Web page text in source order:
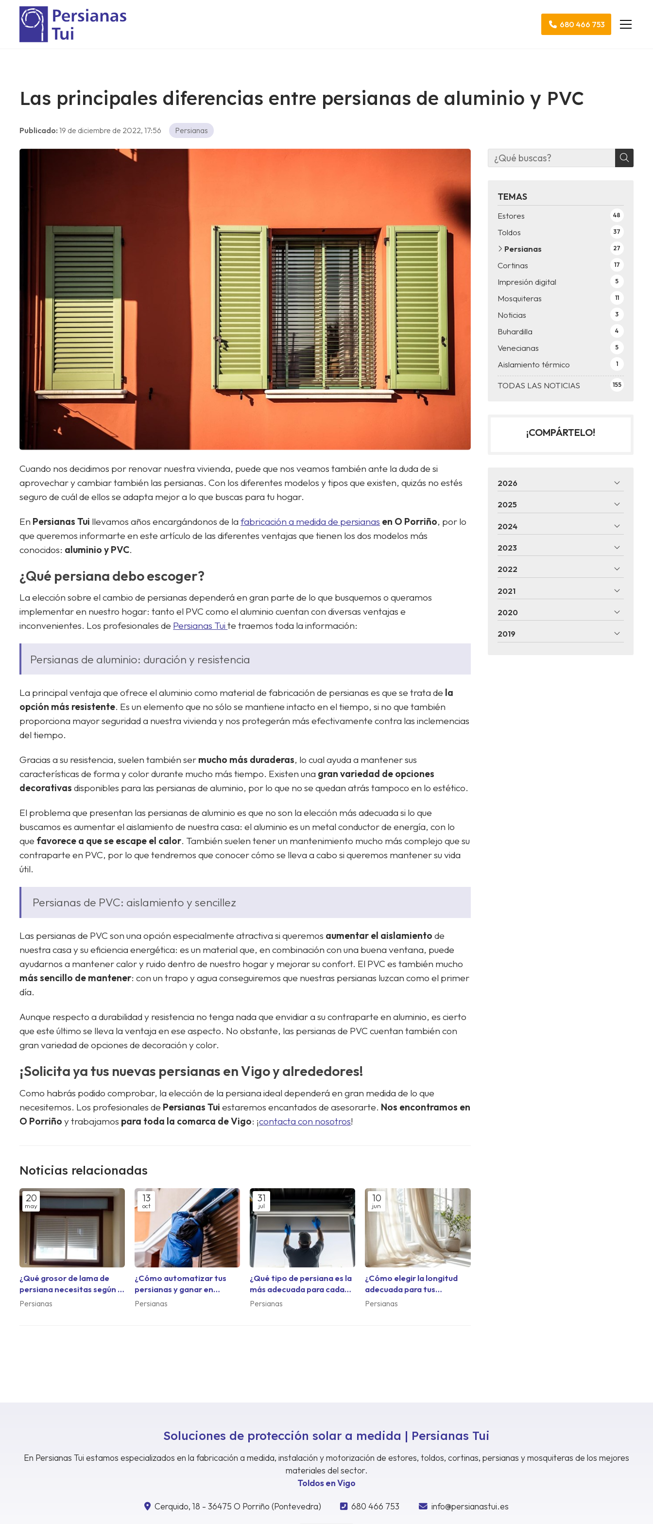
680 466 753
Las principales diferencias entre persianas de aluminio y PVC
Publicado: 19 de diciembre de 2022, 17:56 Persianas
TEMAS
TODAS LAS NOTICIAS 155
Estores 48
Toldos 37
Persianas 27
Cortinas 17
Impresión digital 5
Mosquiteras 11
Noticias 3
Buhardilla 4
Venecianas 5
Aislamiento térmico 1
Cuando nos decidimos por renovar nuestra vivienda, puede que nos veamos también ante la duda de si
aprovechar y cambiar también las persianas. Con los diferentes modelos y tipos que existen, quizás no estés
seguro de cuál de ellos se adapta mejor a lo que buscas para tu hogar.
En Persianas Tui llevamos años encargándonos de lafabricación a medida de persianas en O Porriño, por lo
que queremos informarte en este artículo de las diferentes ventajas que tienen los dos modelos más
conocidos: aluminio y PVC.
¿Qué persiana debo escoger?
La elección sobre el cambio de persianas dependerá en gran parte de lo que busquemos o queramos
implementar en nuestro hogar: tanto el PVC como el aluminio cuentan con diversas ventajas e
inconvenientes. Los profesionales de Persianas Tuite traemos toda la información:
Persianas de aluminio: duración y resistencia
La principal ventaja que ofrece el aluminio como material de fabricación de persianas es que se trata de la
opción más resistente. Es un elemento que no sólo se mantiene intacto en el tiempo, si no que también
proporciona mayor seguridad a nuestra vivienda y nos protegerán más efectivamente contra las inclemencias
del tiempo.
Gracias a su resistencia, suelen también ser mucho más duraderas, lo cual ayuda a mantener sus
características de forma y color durante mucho más tiempo. Existen una gran variedad de opciones
decorativas disponibles para las persianas de aluminio, por lo que no se quedan atrás tampoco en lo estético.
El problema que presentan las persianas de aluminio es que no son la elección más adecuada si lo que
buscamos es aumentar el aislamiento de nuestra casa: el aluminio es un metal conductor de energía, con lo
que favorece a que se escape el calor. También suelen tener un mantenimiento mucho más complejo que su
contraparte en PVC, por lo que tendremos que conocer cómo se lleva a cabo si queremos mantener su vida
útil.
Persianas de PVC: aislamiento y sencillez
Las persianas de PVC son una opción especialmente atractiva si queremos aumentar el aislamiento de
nuestra casa y su eficiencia energética: es un material que, en combinación con una buena ventana, puede
ayudarnos a mantener calor y ruido dentro de nuestro hogar y mejorar su confort. El PVC es también mucho
más sencillo de mantener: con un trapo y agua conseguiremos que nuestras persianas luzcan como el primer
día.
Aunque respecto a durabilidad y resistencia no tenga nada que envidiar a su contraparte en aluminio, es cierto
que este último se lleva la ventaja en ese aspecto. No obstante, las persianas de PVC cuentan también con
gran variedad de opciones de decoración y color.
¡Solicita ya tus nuevas persianas en Vigo y alrededores!
Como habrás podido comprobar, la elección de la persiana ideal dependerá en gran medida de lo que
necesitemos. Los profesionales de Persianas Tui estaremos encantados de asesorarte. Nos encontramos en
O Porriño y trabajamos para toda la comarca de Vigo: ¡contacta con nosotros!
Noticias relacionadas
20
may
¿Qué grosor de lama de
persiana necesitas según el
uso de cada habitación?
Persianas
13
oct
¿Cómo automatizar tus
persianas y ganar en
comodidad?
Persianas
31
jul
¿Qué tipo de persiana es la
más adecuada para cada
habitación de tu casa?
Persianas
10
jun
¿Cómo elegir la longitud
adecuada para tus
cortinas?
Persianas
¡COMPÁRTELO!
2026
2025
2024
2023
2022
2021
2020
2019
Soluciones de protección solar a medida | Persianas Tui
En Persianas Tui estamos especializados en la fabricación a medida, instalación y motorización de estores, toldos, cortinas, persianas y mosquiteras de los mejores
materiales del sector.
Toldos en Vigo
Cerquido, 18 - 36475 O Porriño (Pontevedra) 680 466 753 info@persianastui.es